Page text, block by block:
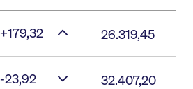
+179,32 26.319,45
-23,92 32.407,20